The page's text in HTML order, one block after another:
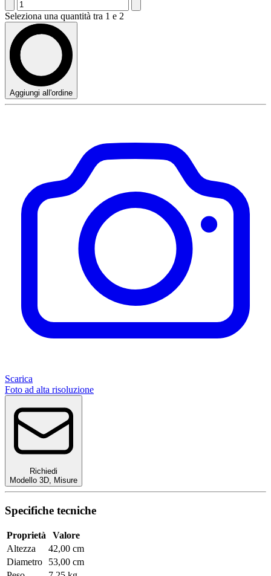
Seleziona una quantità tra 1 e 2
Aggiungi all'ordine
Scarica
Foto ad alta risoluzione
Richiedi
Modello 3D
Misure
Specifiche tecniche
Proprietà
Valore
Altezza
42,00 cm
Diametro
53,00 cm